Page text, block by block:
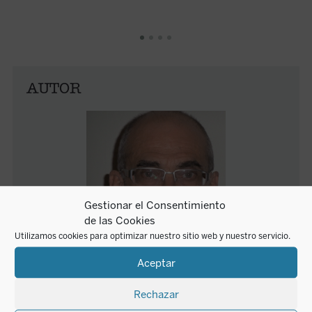
Gestionar el Consentimiento
de las Cookies
Utilizamos cookies para optimizar nuestro sitio web y nuestro servicio.
Aceptar
Rechazar
AUTOR
Renaud Barbaras
Renaud Barbaras (1955) estudió en la Escuela Normal